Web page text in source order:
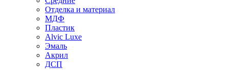
Отделка и материал
МДФ
Пластик
Alvic Luxe
Эмаль
Акрил
ДСП